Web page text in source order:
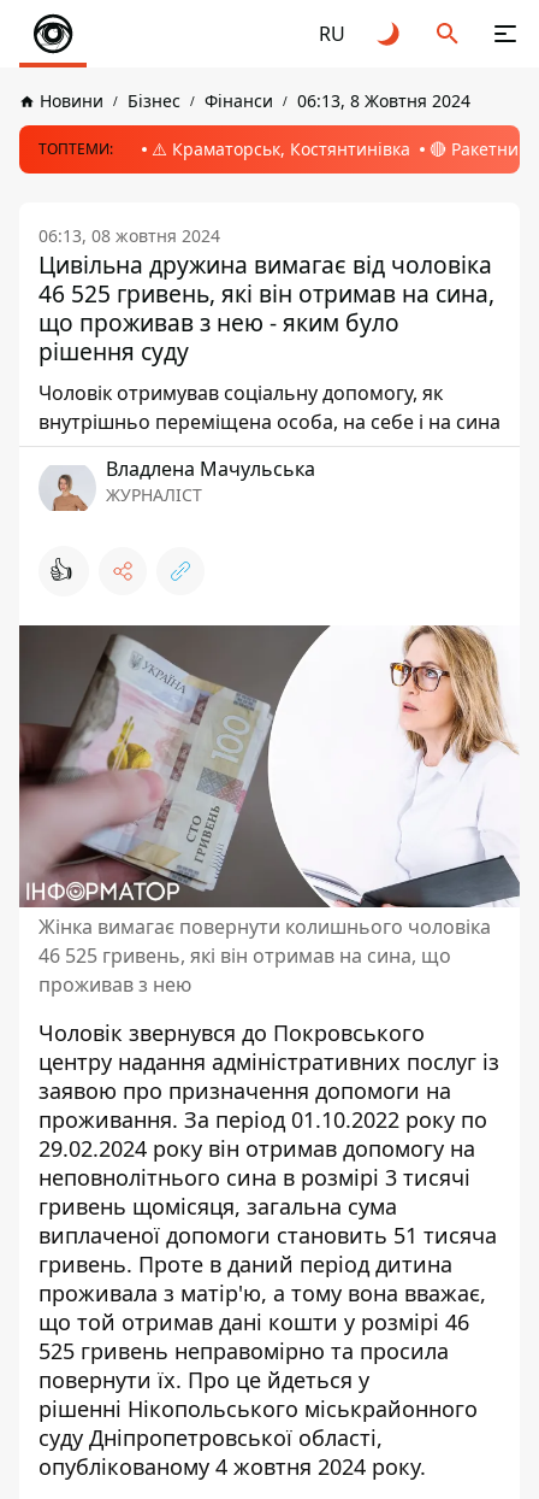
RU
Новини Бізнес Фінанси 06:13, 8 Жовтня 2024
ТОПТЕМИ: ⚠️ Краматорськ, Костянтинівка 🔴 Ракетний
06:13, 08 жовтня 2024
Цивільна дружина вимагає від чоловіка
46 525 гривень, які він отримав на сина,
що проживав з нею - яким було
рішення суду
Чоловік отримував соціальну допомогу, як
внутрішньо переміщена особа, на себе і на сина
Владлена Мачульська
ЖУРНАЛІСТ
👍
Жінка вимагає повернути колишнього чоловіка
46 525 гривень, які він отримав на сина, що
проживав з нею
Чоловік звернувся до Покровського
центру надання адміністративних послуг із
заявою про призначення допомоги на
проживання. За період 01.10.2022 року по
29.02.2024 року він отримав допомогу на
неповнолітнього сина в розмірі 3 тисячі
гривень щомісяця, загальна сума
виплаченої допомоги становить 51 тисяча
гривень. Проте в даний період дитина
проживала з матір'ю, а тому вона вважає,
що той отримав дані кошти у розмірі 46
525 гривень неправомірно та просила
повернути їх. Про це йдеться у
рішенні Нікопольського міськрайонного
суду Дніпропетровської області,
опублікованому 4 жовтня 2024 року.